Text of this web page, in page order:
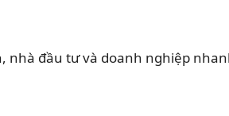
nhà đầu tư và doanh nghiệp